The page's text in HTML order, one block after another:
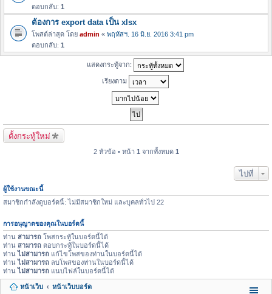
ตอบกลับ: 1
ต้องการ export data เป็น xlsx
โพสต์ล่าสุด โดย admin « พฤหัสฯ. 16 มิ.ย. 2016 3:41 pm
ตอบกลับ: 1
แสดงกระทู้จาก:
เรียงตาม
ตั้งกระทู้ใหม่
2 หัวข้อ • หน้า 1 จากทั้งหมด 1
ไปที่
ผู้ใช้งานขณะนี้
สมาชิกกำลังดูบอร์ดนี้: ไม่มีสมาชิกใหม่ และบุคลทั่วไป 22
การอนุญาตของคุณในบอร์ดนี้
ท่าน สามารถ โพสกระทู้ในบอร์ดนี้ได้
ท่าน สามารถ ตอบกระทู้ในบอร์ดนี้ได้
ท่านไม่สามารถ แก้ไขโพสของท่านในบอร์ดนี้ได้
ท่านไม่สามารถ ลบโพสของท่านในบอร์ดนี้ได้
ท่านไม่สามารถ แนบไฟล์ในบอร์ดนี้ได้
หน้าเว็บ หน้าเว็บบอร์ด